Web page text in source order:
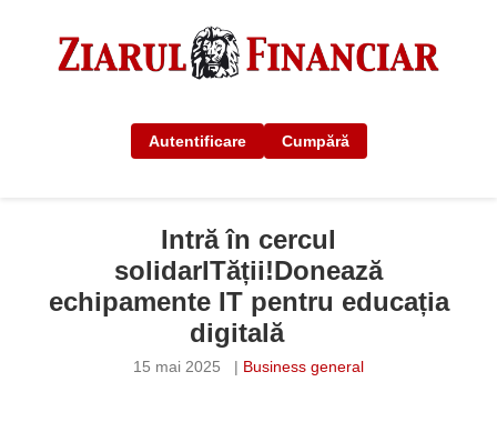
Autentificare Cumpără
Intră în cercul
solidarITății!Donează
echipamente IT pentru educația
digitală
15 mai 2025 | Business general